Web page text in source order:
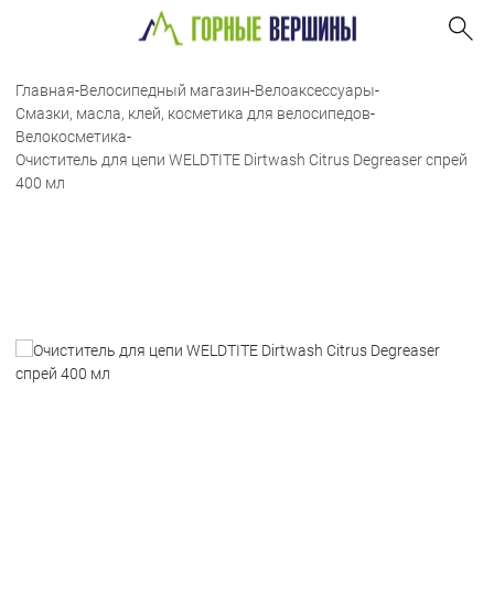
Главная-Велосипедный магазин-Велоаксессуары-
Смазки, масла, клей, косметика для велосипедов-
Велокосметика-
Очиститель для цепи WELDTITE Dirtwash Citrus Degreaser спрей
400 мл